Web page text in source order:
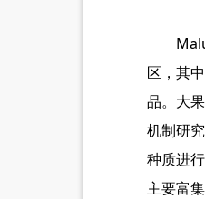
区，其
品。大
机制研
种质进
主要富